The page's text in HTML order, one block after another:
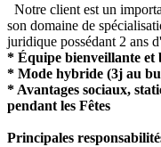
Notre client est un
son domaine de
juridique possédant 2 ans
* Équipe bienveillante et
* Mode hybride (3j au
* Avantages sociaux,
pendant les Fêtes
Principales